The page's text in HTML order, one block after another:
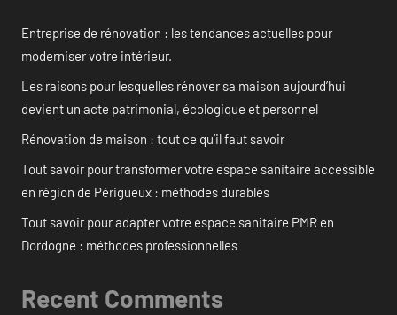
Entreprise de rénovation : les tendances actuelles pour
moderniser votre intérieur.
Les raisons pour lesquelles rénover sa maison aujourd’hui
devient un acte patrimonial, écologique et personnel
Rénovation de maison : tout ce qu’il faut savoir
Tout savoir pour transformer votre espace sanitaire accessible
en région de Périgueux : méthodes durables
Tout savoir pour adapter votre espace sanitaire PMR en
Dordogne : méthodes professionnelles
Recent Comments